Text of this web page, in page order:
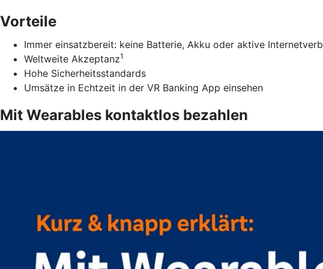
Vorteile
Immer einsatzbereit: keine Batterie, Akku oder aktive
Weltweite Akzeptanz1
Hohe Sicherheitsstandards
Umsätze in Echtzeit in der VR Banking App einsehen
Mit Wearables kontaktlos bezahlen